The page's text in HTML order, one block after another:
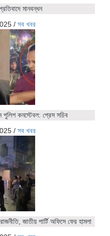
মানবন্ধন
/ সব খবর
পুলিশ কনস্টেবল: প্রেস সচিব
/ সব খবর
জাতীয় পার্টি অফিসে ফের হামলা